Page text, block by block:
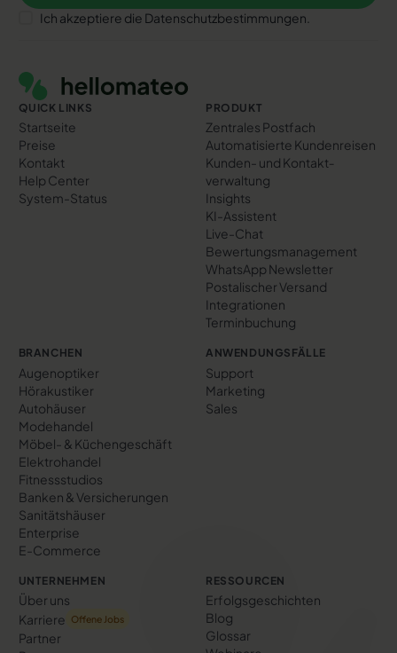
Ich akzeptiere die Datenschutzbestimmungen.
QUICK LINKS
Startseite
Preise
Kontakt
Help Center
System-Status
PRODUKT
Zentrales Postfach
Automatisierte Kundenreisen
Kunden- und Kontakt­
verwaltung
Insights
KI-Assistent
Live-Chat
Bewertungs­management
WhatsApp Newsletter
Postalischer Versand
Integrationen
Terminbuchung
BRANCHEN
Augenoptiker
Hörakustiker
Autohäuser
Modehandel
Möbel- & Küchengeschäft
Elektrohandel
Fitnessstudios
Banken & Versicherungen
Sanitätshäuser
Enterprise
E-Commerce
ANWENDUNGSFÄLLE
Support
Marketing
Sales
UNTERNEHMEN
Über uns
Karriere
Offene Jobs
Partner
RESSOURCEN
Erfolgs­geschichten
Blog
Glossar